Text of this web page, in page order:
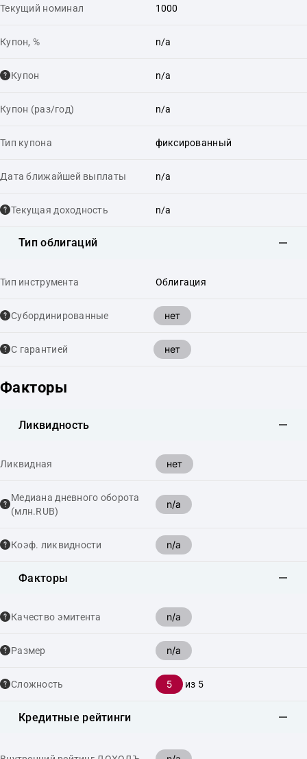
Текущий номинал 1000
Купон, % n/a
Купон n/a
Купон (раз/год) n/a
Тип купона фиксированный
Дата ближайшей выплаты n/a
Текущая доходность n/a
Тип облигаций
Тип инструмента Облигация
Cубординированные нет
С гарантией нет
Факторы
Ликвидность
Ликвидная нет
Медиана дневного оборота
(млн.RUB)
n/a
Коэф. ликвидности n/a
Факторы
Качество эмитента n/a
Размер n/a
Сложность 5 из 5
Кредитные рейтинги